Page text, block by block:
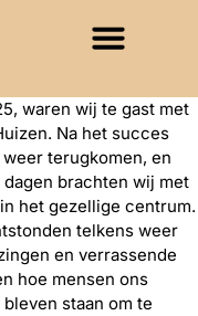
waren wij te gast met
Na het succes
terugkomen, en
brachten wij met
het gezellige centrum.
telkens weer
en verrassende
hoe mensen ons
staan om te